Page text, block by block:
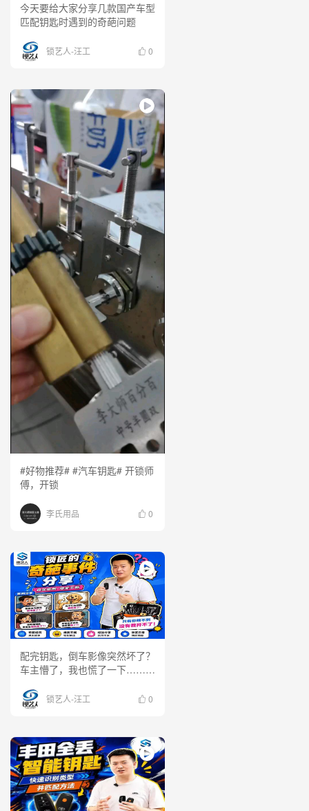
今天要给大家分享几款国产车型
匹配钥匙时遇到的奇葩问题
锁艺人-汪工 0
#好物推荐# #汽车钥匙# 开锁师
傅，开锁
李氏用品 0
配完钥匙，倒车影像突然坏了？
车主懵了，我也慌了一下……
车主刚准备离开，发现倒车影像
竟然不显示！ 检查后才发现，
钥匙匹配的问题。 最后双方协
商，一人一半解决。 提醒同
行：施工前一定要检查车辆状
态，避免“刚修完就出问题”的尴
尬！
锁艺人-汪工 0